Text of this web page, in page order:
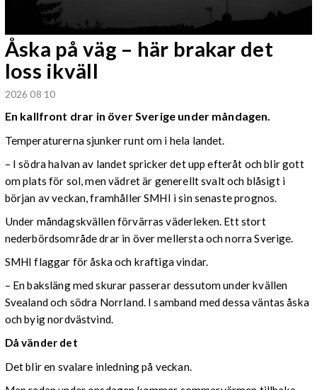
Åska på väg – här brakar det
loss ikväll
2026 08 10
En kallfront drar in över Sverige under måndagen.
Temperaturerna sjunker runt om i hela landet.
– I södra halvan av landet spricker det upp efteråt och blir gott
om plats för sol, men vädret är generellt svalt och blåsigt i
början av veckan, framhåller SMHI i sin senaste prognos.
Under måndagskvällen förvärras väderleken. Ett stort
nederbördsområde drar in över mellersta och norra Sverige.
SMHI flaggar för åska och kraftiga vindar.
– En baksläng med skurar passerar dessutom under kvällen
Svealand och södra Norrland. I samband med dessa väntas åska
och byig nordvästvind.
Då vänder det
Det blir en svalare inledning på veckan.